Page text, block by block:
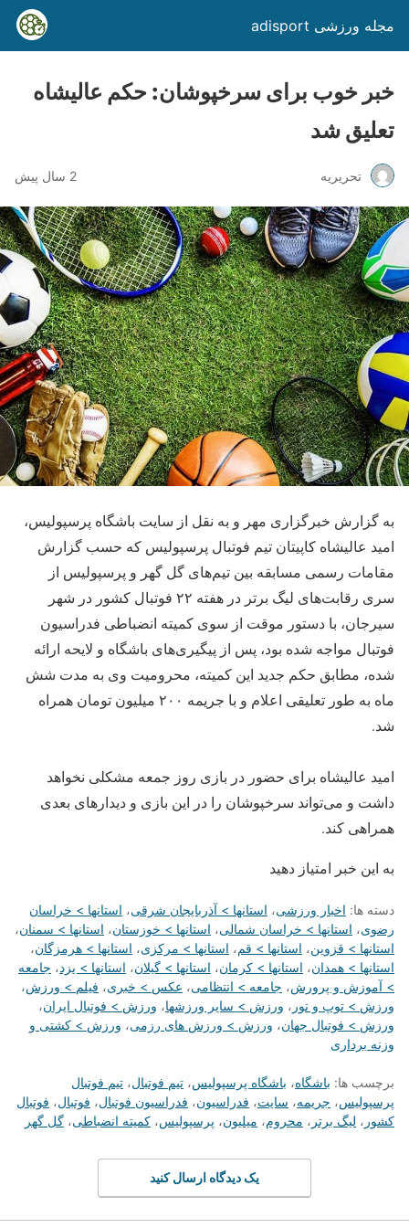
مجله ورزشی adisport
خبر خوب برای سرخپوشان: حکم عالیشاه
تعلیق شد
تحریریه 2 سال پیش
به گزارش خبرگزاری مهر و به نقل از سایت باشگاه پرسپولیس،
امید عالیشاه کاپیتان تیم فوتبال پرسپولیس که حسب گزارش
مقامات رسمی مسابقه بین تیم‌های گل گهر و پرسپولیس از
سری رقابت‌های لیگ برتر در هفته ۲۲ فوتبال کشور در شهر
سیرجان، با دستور موقت از سوی کمیته انضباطی فدراسیون
فوتبال مواجه شده بود، پس از پیگیری‌های باشگاه و لایحه ارائه
شده، مطابق حکم جدید این کمیته، محرومیت وی به مدت شش
ماه به طور تعلیقی اعلام و با جریمه ۲۰۰ میلیون تومان همراه
شد.
امید عالیشاه برای حضور در بازی روز جمعه مشکلی نخواهد
داشت و می‌تواند سرخپوشان را در این بازی و دیدارهای بعدی
همراهی کند.
به این خبر امتیاز دهید
دسته ها: اخبار ورزشی، استانها > آذربایجان شرقی، استانها > خراسان
رضوی، استانها > خراسان شمالی، استانها > خوزستان، استانها > سمنان،
استانها > قزوین، استانها > قم، استانها > مرکزی، استانها > هرمزگان،
استانها > همدان، استانها > کرمان، استانها > گیلان، استانها > یزد، جامعه
> آموزش و پرورش، جامعه > انتظامی، عکس > خبری، فیلم > ورزش،
ورزش > توپ و تور ، ورزش > سایر ورزشها، ورزش > فوتبال ایران،
ورزش > فوتبال جهان، ورزش > ورزش های رزمی، ورزش > کشتی و
وزنه برداری
برچسب ها: باشگاه، باشگاه پرسپولیس، تیم فوتبال، تیم فوتبال
پرسپولیس، جریمه، سایت، فدراسیون، فدراسیون فوتبال، فوتبال، فوتبال
کشور ، لیگ برتر ، محروم، میلیون، پرسپولیس، کمیته انضباطی، گل گهر
یک دیدگاه ارسال کنید